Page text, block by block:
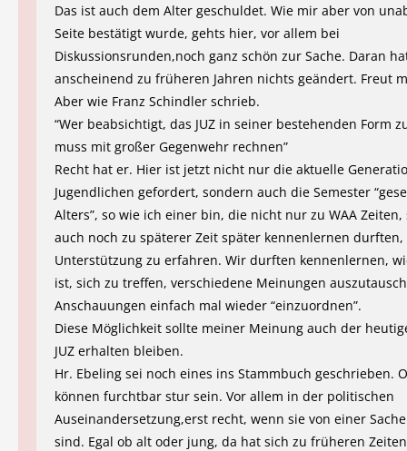
Das ist auch dem Alter geschuldet. Wie mir aber von
Seite bestätigt wurde, gehts hier, vor allem bei
Diskussionsrunden,noch ganz schön zur Sache. Daran
anscheinend zu früheren Jahren nichts geändert. Freut
Aber wie Franz Schindler schrieb.
“Wer beabsichtigt, das JUZ in seiner bestehenden Form
muss mit großer Gegenwehr rechnen”
Recht hat er. Hier ist jetzt nicht nur die aktuelle
Jugendlichen gefordert, sondern auch die Semester
Alters”, so wie ich einer bin, die nicht nur zu WAA
auch noch zu späterer Zeit später kennenlernen durften,
Unterstützung zu erfahren. Wir durften kennenlernen,
ist, sich zu treffen, verschiedene Meinungen
Anschauungen einfach mal wieder “einzuordnen”.
Diese Möglichkeit sollte meiner Meinung auch der
JUZ erhalten bleiben.
Hr. Ebeling sei noch eines ins Stammbuch geschrieben.
können furchtbar stur sein. Vor allem in der politischen
Auseinandersetzung,erst recht, wenn sie von einer
sind. Egal ob alt oder jung, da hat sich zu früheren